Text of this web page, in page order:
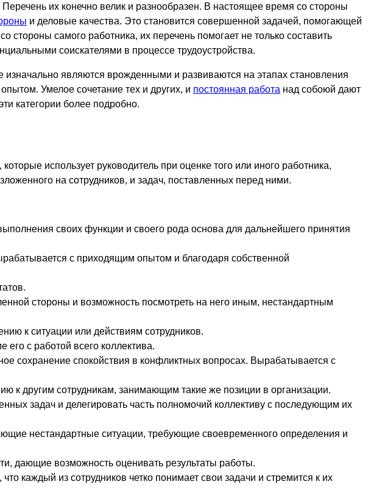
их конечно велик и разнообразен. В настоящее время со стороны
и деловые качества. Это становится совершенной задачей, помогающей
самого работника, их перечень помогает не только составить
соискателями в процессе трудоустройства.
являются врожденными и развиваются на этапах становления
Умелое сочетание тех и других, и постоянная работа над собоюй дают
категории более подробно.
использует руководитель при оценке того или иного работника,
на сотрудников, и задач, поставленных перед ними.
своих функции и своего рода основа для дальнейшего принятия
с приходящим опытом и благодаря собственной
стороны и возможность посмотреть на него иным, нестандартным
к ситуации или действиям сотрудников.
с работой всего коллектива.
сохранение спокойствия в конфликтных вопросах. Вырабатывается с
к другим сотрудникам, занимающим такие же позиции в организации.
задач и делегировать часть полномочий коллективу с последующим их
нестандартные ситуации, требующие своевременного определения и
дающие возможность оценивать результаты работы.
каждый из сотрудников четко понимает свои задачи и стремится к их